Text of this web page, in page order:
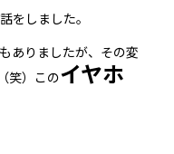
をしました。
ありましたが、その変
笑）このイヤホ